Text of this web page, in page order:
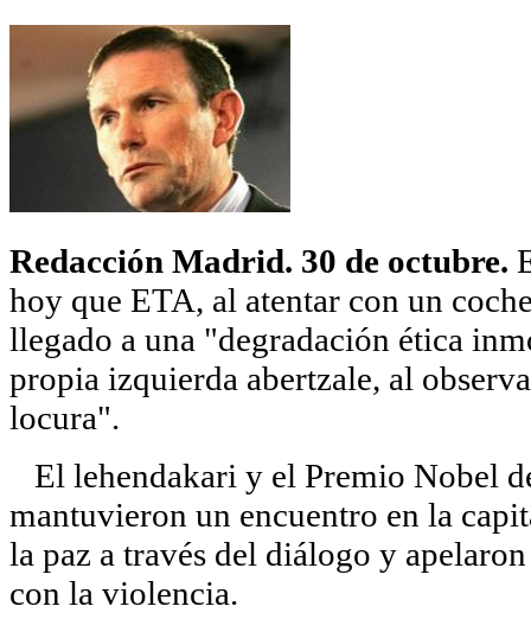
Redacción Madrid. 30 de octubre.
hoy que ETA, al atentar con un
llegado a una "degradación ética
propia izquierda abertzale, al
locura".
El lehendakari y el Premio Nobel
mantuvieron un encuentro en la
la paz a través del diálogo y
con la violencia.